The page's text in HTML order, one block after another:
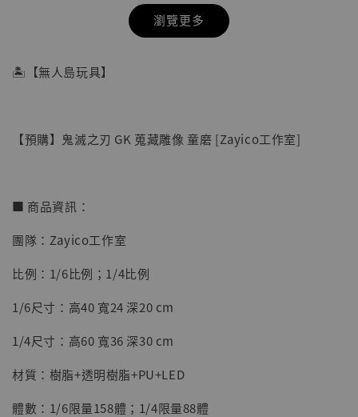
【店內現貨】七龍珠 系列蒐藏雕像 悟空 鳥山
NT$ 4,280
NT$ 5,580
瀏覽更多
🏝【無人島玩具】
【預購】鬼滅之刃 GK 蒐藏雕像 童磨 [Zayico工作室]
■ 商品資訊：
團隊：Zayico工作室
比例：1/6比例；1/4比例
1/6尺寸：高40 寬24 深20 cm
1/4尺寸：高60 寬36 深30 cm
材質：樹脂+透明樹脂+PU+LED
體數：1/6限量158體；1/4限量88體